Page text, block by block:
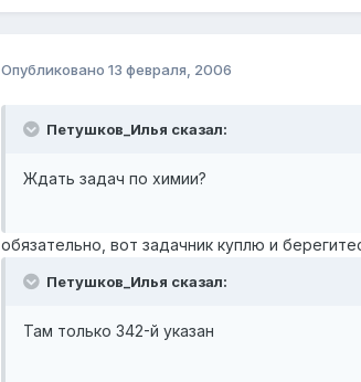
Опубликовано 13 февраля, 2006
Петушков_Илья сказал:
Ждать задач по химии?
обязательно, вот задачник куплю и
Петушков_Илья сказал:
Там только 342-й указан